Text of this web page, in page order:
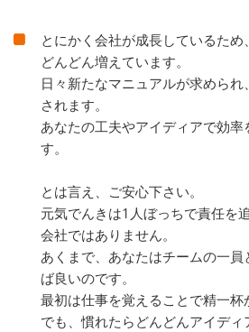
とにかく会社が成長しているた
どんどん増えています。
日々新たなマニュアルが求められ
されます。
あなたの工夫やアイディアで効
す。
とは言え、ご安心下さい。
元気でんきは1人ぼっちで責任を
会社ではありません。
あくまで、あなたはチームの一
ば良いのです。
最初は仕事を覚えることで精一杯
でも、慣れたらどんどんアイデ